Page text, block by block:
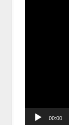
00:00